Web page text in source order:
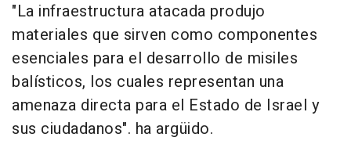
"La infraestructura atacada produjo
materiales que sirven como componentes
esenciales para el desarrollo de misiles
balísticos, los cuales representan una
amenaza directa para el Estado de Israel y
sus ciudadanos". ha argüido.